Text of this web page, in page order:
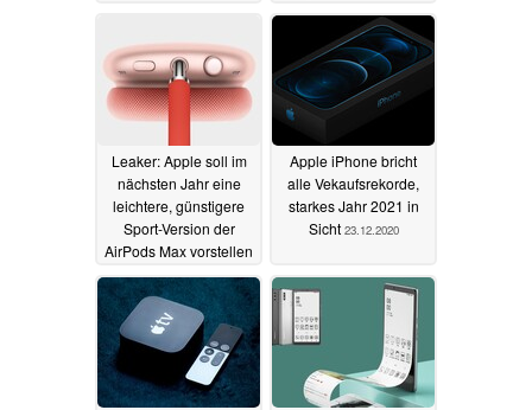
24.12.2020
Leaker: Apple soll im
nächsten Jahr eine
leichtere, günstigere
Sport-Version der
AirPods Max vorstellen
23.12.2020
Apple iPhone bricht
alle Vekaufsrekorde,
starkes Jahr 2021 in
Sicht 23.12.2020